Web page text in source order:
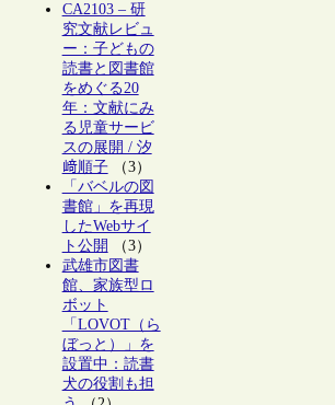
CA2103 – 研
究文献レビュ
ー：子どもの
読書と図書館
をめぐる20
年：文献にみ
る児童サービ
スの展開 / 汐
﨑順子（3）
「バベルの図
書館」を再現
したWebサイ
ト公開
（3）
武雄市図書
館、家族型ロ
ボット
「LOVOT（ら
ぼっと）」を
設置中：読書
犬の役割も担